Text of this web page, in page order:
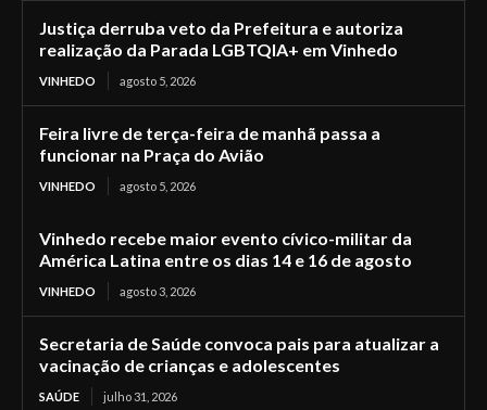
Justiça derruba veto da Prefeitura e autoriza
realização da Parada LGBTQIA+ em Vinhedo
VINHEDO agosto 5, 2026
Feira livre de terça-feira de manhã passa a
funcionar na Praça do Avião
VINHEDO agosto 5, 2026
Vinhedo recebe maior evento cívico-militar da
América Latina entre os dias 14 e 16 de agosto
VINHEDO agosto 3, 2026
Secretaria de Saúde convoca pais para atualizar a
vacinação de crianças e adolescentes
SAÚDE julho 31, 2026